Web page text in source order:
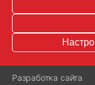
Информация для
Разработка сайта